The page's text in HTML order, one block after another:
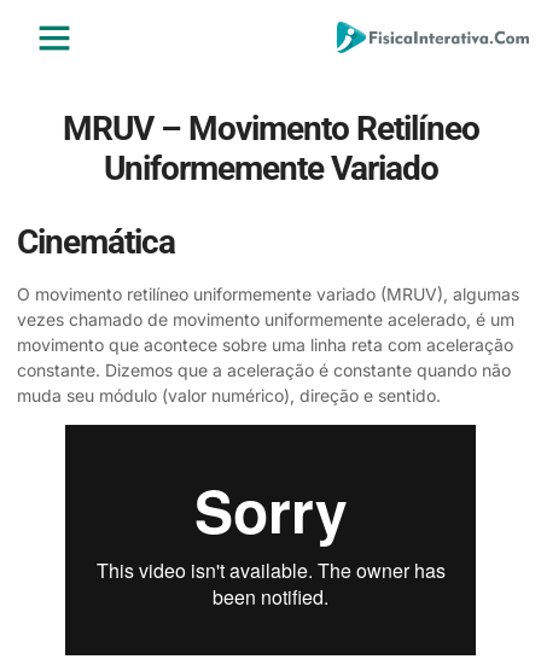
MRUV – Movimento Retilíneo
Uniformemente Variado
Cinemática
O movimento retilíneo uniformemente variado (MRUV), algumas
vezes chamado de movimento uniformemente acelerado, é um
movimento que acontece sobre uma linha reta com aceleração
constante. Dizemos que a aceleração é constante quando não
muda seu módulo (valor numérico), direção e sentido.